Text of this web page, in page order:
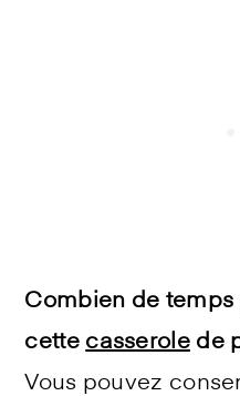
Combien de
cette casserolede
Vous pouvez